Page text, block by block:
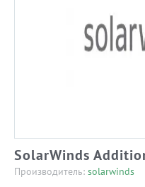
SolarWinds
Производитель: solarwinds